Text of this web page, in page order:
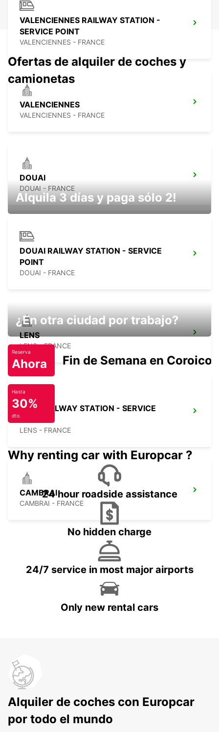
VALENCIENNES RAILWAY STATION -
SERVICE POINT
VALENCIENNES - FRANCE
VALENCIENNES
VALENCIENNES - FRANCE
DOUAI
DOUAI - FRANCE
DOUAI RAILWAY STATION - SERVICE
POINT
DOUAI - FRANCE
LENS
LENS - FRANCE
LENS RAILWAY STATION - SERVICE
POINT
LENS - FRANCE
CAMBRAI
CAMBRAI - FRANCE
Ofertas de alquiler de coches y
camionetas
Alquila 3 días y paga sólo 2!
¿En otra ciudad por trabajo?
Reserva
Ahora Fin de Semana en Coroico.
Hasta
30%
dto.
Why renting car with Europcar ?
24 hour roadside assistance
No hidden charge
24/7 service in most major airports
Only new rental cars
Alquiler de coches con Europcar
por todo el mundo